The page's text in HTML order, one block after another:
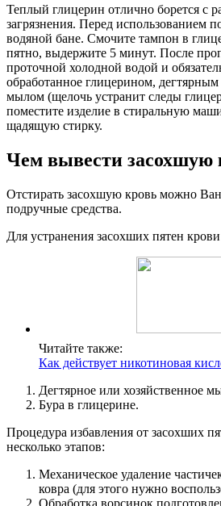
Теплый глицерин отлично борется с
загрязнения. Перед использованием
водяной бане. Смочите тампон в
пятно, выдержите 5 минут. После
проточной холодной водой и
обработанное глицерином,
мылом (щелочь устранит следы
поместите изделие в стиральную
щадящую стирку.
Чем вывести засохшую
Отстирать засохшую кровь можно
подручные средства.
Для устранения засохших пятен
Читайте также:
Как действует никотиновая
Дегтярное или хозяйственное
Бура в глицерине.
Процедура избавления от засохших
несколько этапов:
Механическое удаление
ковра (для этого нужно
Обработка ворсинок